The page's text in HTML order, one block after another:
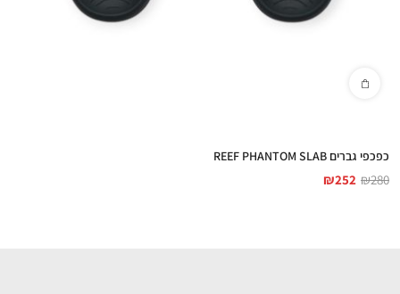
כפכפי גברים REEF PHANTOM SLAB
₪280
₪252